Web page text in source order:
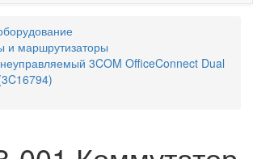
и маршрутизаторы
3COM OfficeConnect Dual